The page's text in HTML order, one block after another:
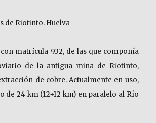
de Riotinto. Huelva
matrícula 932, de las que componía
de la antigua mina de Riotinto,
de cobre. Actualmente en uso,
de 24 km (12+12 km) en paralelo al Río